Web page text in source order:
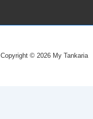
Copyright © 2026 My Tankaria